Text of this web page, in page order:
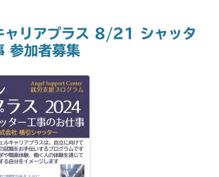
ャリアプラス 8/21 シャッタ
参加者募集